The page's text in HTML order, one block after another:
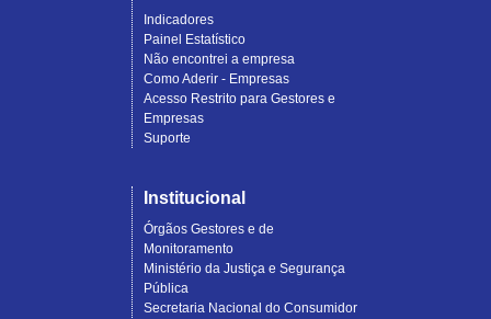
Indicadores
Painel Estatístico
Não encontrei a empresa
Como Aderir - Empresas
Acesso Restrito para Gestores e
Empresas
Suporte
Institucional
Órgãos Gestores e de
Monitoramento
Ministério da Justiça e Segurança
Pública
Secretaria Nacional do Consumidor